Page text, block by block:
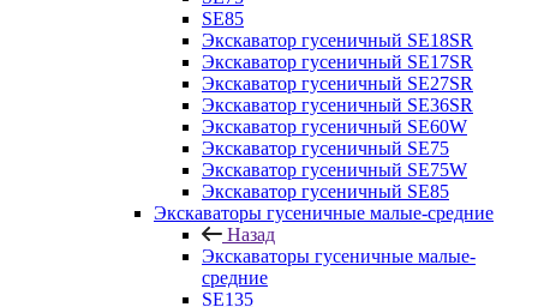
SE85
Экскаватор гусеничный SE18SR
Экскаватор гусеничный SE17SR
Экскаватор гусеничный SE27SR
Экскаватор гусеничный SE36SR
Экскаватор гусеничный SE60W
Экскаватор гусеничный SE75
Экскаватор гусеничный SE75W
Экскаватор гусеничный SE85
Экскаваторы гусеничные малые-средние
Назад
Экскаваторы гусеничные малые-
средние
SE135